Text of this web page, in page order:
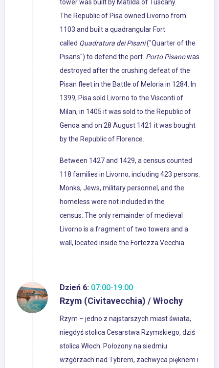
tower was built by Matilda of Tuscany.
The Republic of Pisa owned Livorno from
1103 and built a quadrangular Fort
called Quadratura dei Pisani("Quarter of the
Pisans") to defend the port. Porto Pisanowas
destroyed after the crushing defeat of the
Pisan fleet in the Battle of Meloria in 1284. In
1399, Pisa sold Livorno to the Visconti of
Milan, in 1405 it was sold to the Republic of
Genoa and on 28 August 1421 it was bought
by the Republic of Florence.
Between 1427 and 1429, a census counted
118 families in Livorno, including 423 persons.
Monks, Jews, military personnel, and the
homeless were not included in the
census. The only remainder of medieval
Livorno is a fragment of two towers and a
wall, located inside the Fortezza Vecchia.
Dzień 6: 07:00-19:00
Rzym (Civitavecchia) / Włochy
Rzym – jedno z najstarszych miast świata,
niegdyś stolica Cesarstwa Rzymskiego, dziś
stolica Włoch. Położony na siedmiu
wzgórzach nad Tybrem, zachwyca pięknem i